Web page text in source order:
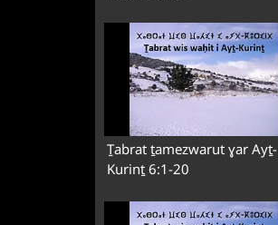
Ṯabrat ṯamezwarut ɣar Ayṯ-
Kurinṯ 6:1-20